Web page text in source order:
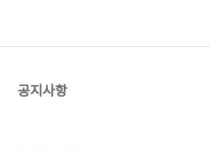
전화비는 무료라는 것이 상식인 시대가 20년 안에
공지사항